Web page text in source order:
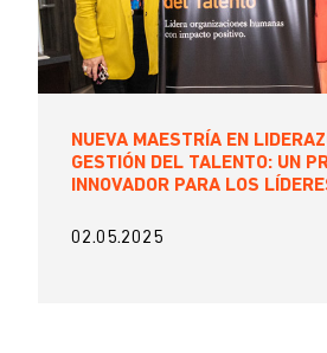
NUEVA MAESTRÍA EN
GESTIÓN DEL TALENTO: UN
INNOVADOR PARA LOS
02.05.2025